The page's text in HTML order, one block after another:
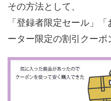
その方法として、
「登録者限定セール」
ーター限定の割引クーポ